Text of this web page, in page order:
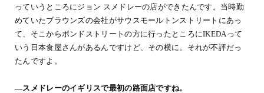
っていうところにジョン スメドレーの店ができたんです。当時勤
めていたブラウンズの会社がサウスモールトンストリートにあっ
て、そこからボンドストリートの方に行ったところにIKEDAって
いう日本食屋さんがあるんですけど、その横に。それが不評だっ
たんですよ。
―スメドレーのイギリスで最初の路面店ですね。